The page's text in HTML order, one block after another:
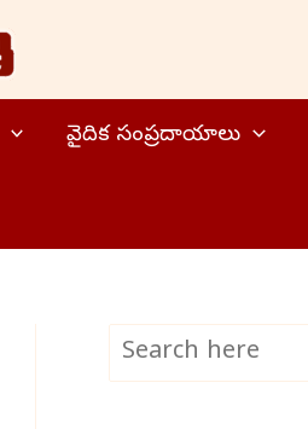
వైదిక సంప్రదాయాలు